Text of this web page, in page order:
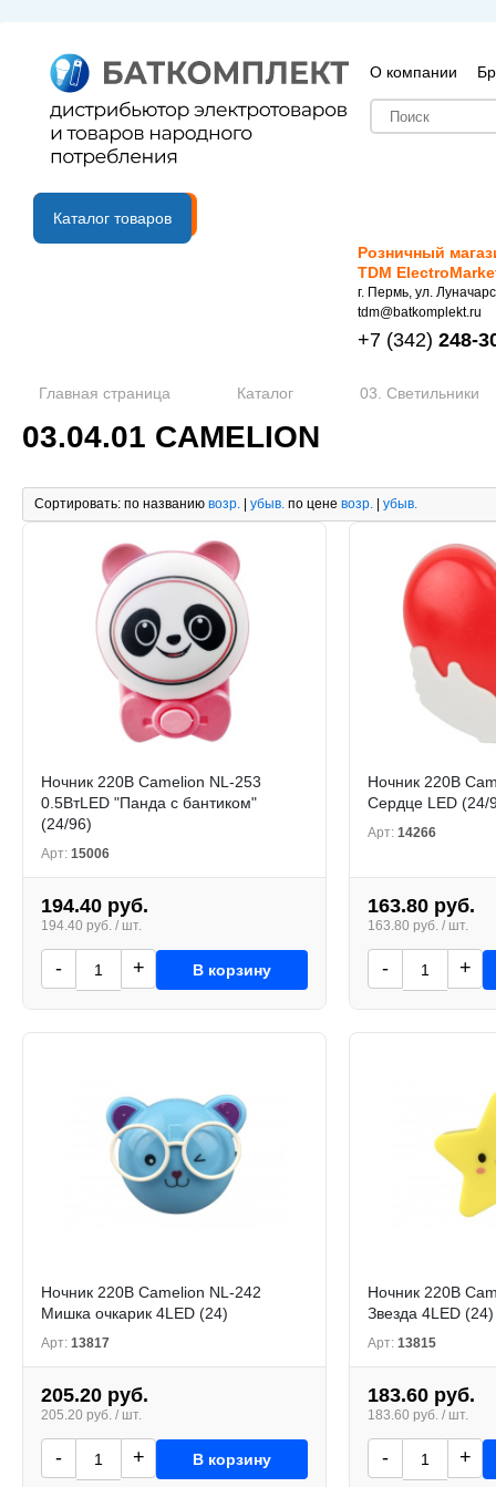
О компании
B2B портал
Каталог товаров
Розничный
TDM
г. Пермь, ул.
tdm@batkomplekt.ru
+7 (342) 248-
Главная страница Каталог 03. Светильники
03.04.01 CAMELION
Сортировать: по названию возр. | убыв. по цене возр. | убыв.
Ночник 220В Camelion NL-253
0.5ВтLED "Панда с бантиком"
(24/96)
Арт: 15006
194.40 руб.
194.40 руб. / шт.
- + В корзину
Ночник 220В
Сердце LED (24/
Арт: 14266
163.80 руб.
163.80 руб. / шт.
- +
Ночник 220В Camelion NL-242
Мишка очкарик 4LED (24)
Арт: 13817
205.20 руб.
205.20 руб. / шт.
- + В корзину
Ночник 220В
Звезда 4LED (24)
Арт: 13815
183.60 руб.
183.60 руб. / шт.
- +